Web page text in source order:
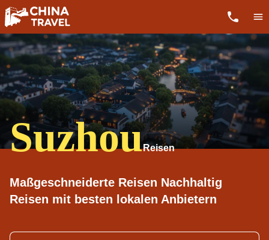
Suzhou
Maßgeschneiderte Reisen Nachhaltig
Reisen mit besten lokalen Anbietern